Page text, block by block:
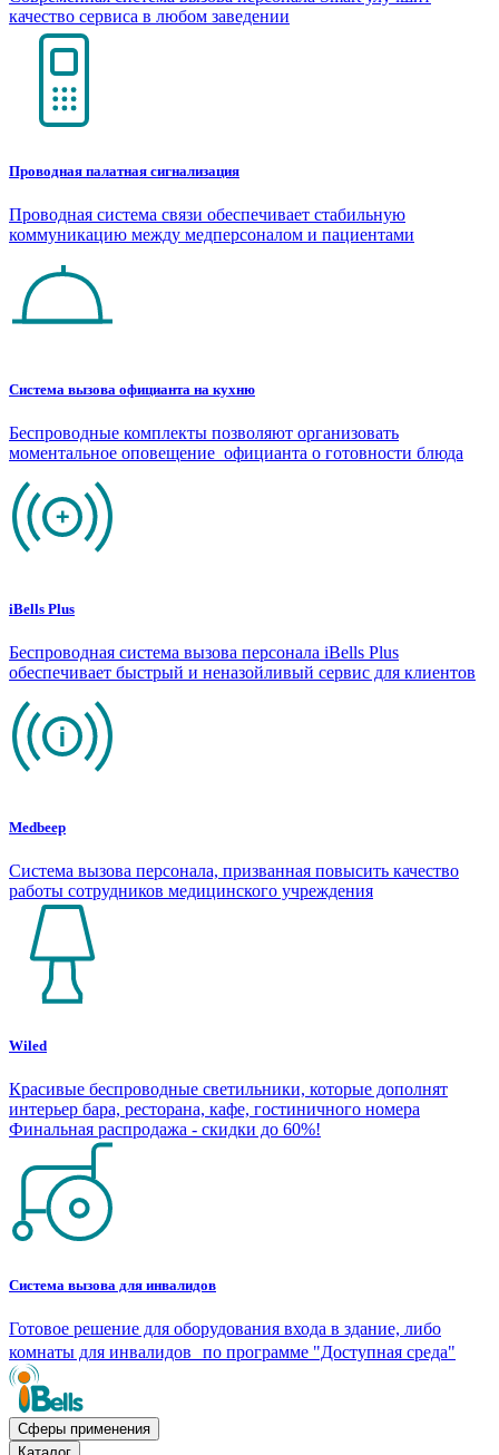
качество сервиса в любом заведении
Проводная палатная сигнализация
Проводная система связи обеспечивает стабильную
коммуникацию между медперсоналом и пациентами
Система вызова официанта на кухню
Беспроводные комплекты позволяют организовать
моментальное оповещение официанта о готовности блюда
iBells Plus
Беспроводная система вызова персонала iBells Plus
обеспечивает быстрый и неназойливый сервис для клиентов
Medbeep
Система вызова персонала, призванная повысить качество
работы сотрудников медицинского учреждения
Wiled
Красивые беспроводные светильники, которые дополнят
интерьер бара, ресторана, кафе, гостиничного номера
Финальная распродажа - скидки до 60%!
Система вызова для инвалидов
Готовое решение для оборудования входа в здание, либо
комнаты для инвалидов по программе "Доступная среда"
Сферы применения